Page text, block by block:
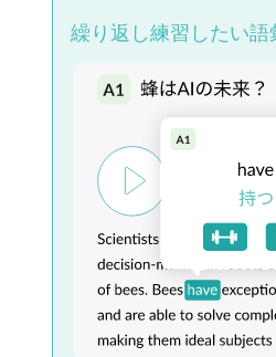
繰り返し練習したい